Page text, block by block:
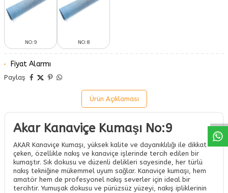
NO:9 NO:8
Fiyat Alarmı
Paylaş
Ürün Açıklaması
Akar Kanaviçe Kumaşı No:9
AKAR Kanaviçe Kumaşı, yüksek kalite ve dayanıklılığı ile dikkat
çeken, özellikle nakış ve kanaviçe işlerinde tercih edilen bir
kumaştır. Sık dokusu ve düzenli delikleri sayesinde, her türlü
nakış tekniğine mükemmel uyum sağlar. Kanaviçe kumaşı, hem
amatör hem de profesyonel nakış severler için ideal bir
tercihtir. Yumuşak dokusu ve pürüzsüz yüzeyi, nakış ipliklerinin